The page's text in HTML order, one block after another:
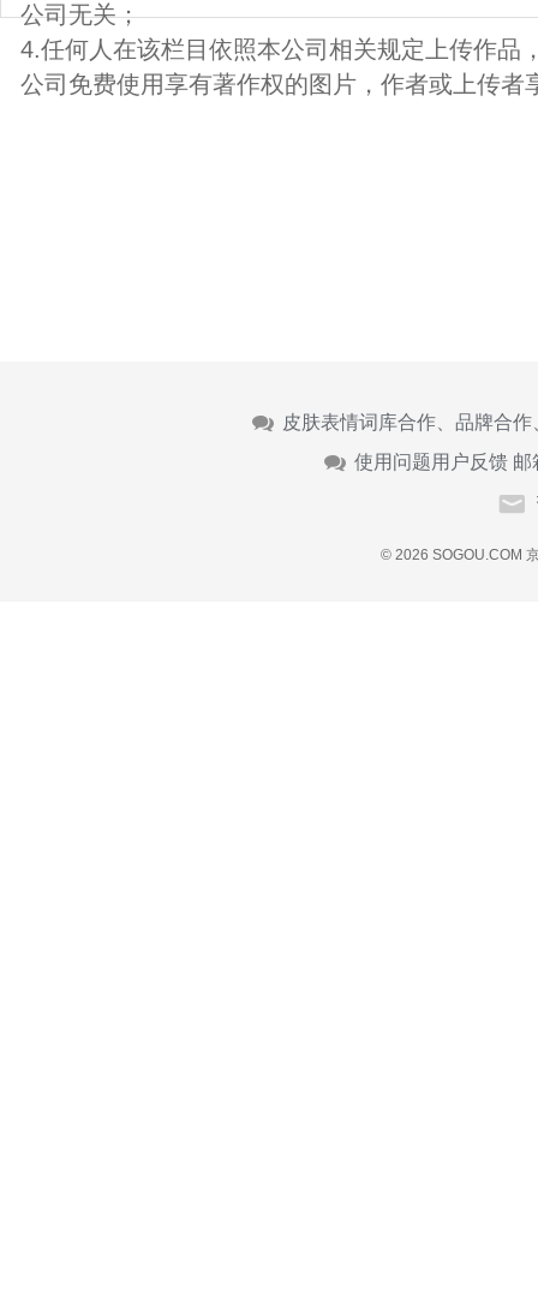
公司无关；
4.任何人在该栏目依照本公司相关规定上传作品
公司免费使用享有著作权的图片，作者或上传者
皮肤表情词库合作、品牌合
使用问题用户反馈 邮
© 2026 SOGOU.COM